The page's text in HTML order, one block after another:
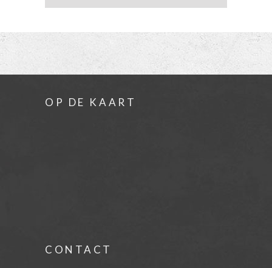
OP DE KAART
CONTACT